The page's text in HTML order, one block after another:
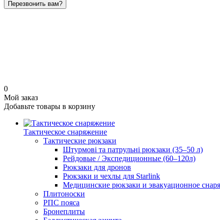
Перезвонить вам?
0
Мой заказ
Добавьте товары в корзину
Тактическое снаряжение
Тактические рюкзаки
Штурмові та патрульні рюкзаки (35–50 л)
Рейдовые / Экспедиционные (60–120л)
Рюкзаки для дронов
Рюкзаки и чехлы для Starlink
Медицинские рюкзаки и эвакуационное
Плитоноски
РПС пояса
Бронеплиты